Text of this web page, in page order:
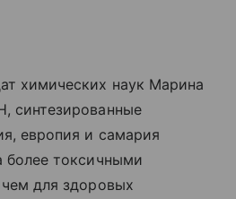
химических наук Марина
синтезированные
европия и самария
более токсичными
для здоровых